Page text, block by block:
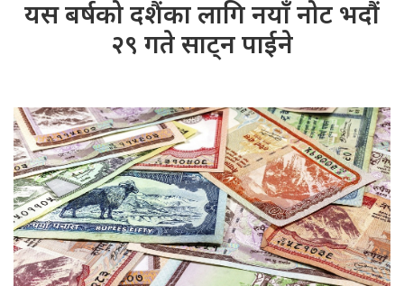
यस बर्षको दशैंका लागि नयाँ नोट भदौं
२९ गते साट्न पाईने